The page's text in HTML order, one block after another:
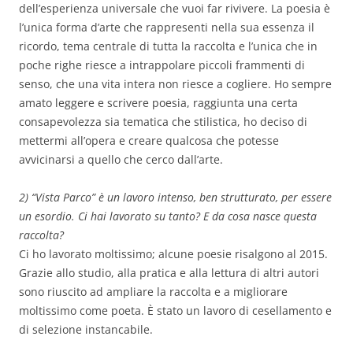
dell’esperienza universale che vuoi far rivivere. La poesia è
l’unica forma d’arte che rappresenti nella sua essenza il
ricordo, tema centrale di tutta la raccolta e l’unica che in
poche righe riesce a intrappolare piccoli frammenti di
senso, che una vita intera non riesce a cogliere. Ho sempre
amato leggere e scrivere poesia, raggiunta una certa
consapevolezza sia tematica che stilistica, ho deciso di
mettermi all’opera e creare qualcosa che potesse
avvicinarsi a quello che cerco dall’arte.
2) “Vista Parco” è un lavoro intenso, ben strutturato, per essere
un esordio. Ci hai lavorato su tanto? E da cosa nasce questa
raccolta?
Ci ho lavorato moltissimo; alcune poesie risalgono al 2015.
Grazie allo studio, alla pratica e alla lettura di altri autori
sono riuscito ad ampliare la raccolta e a migliorare
moltissimo come poeta. È stato un lavoro di cesellamento e
di selezione instancabile.